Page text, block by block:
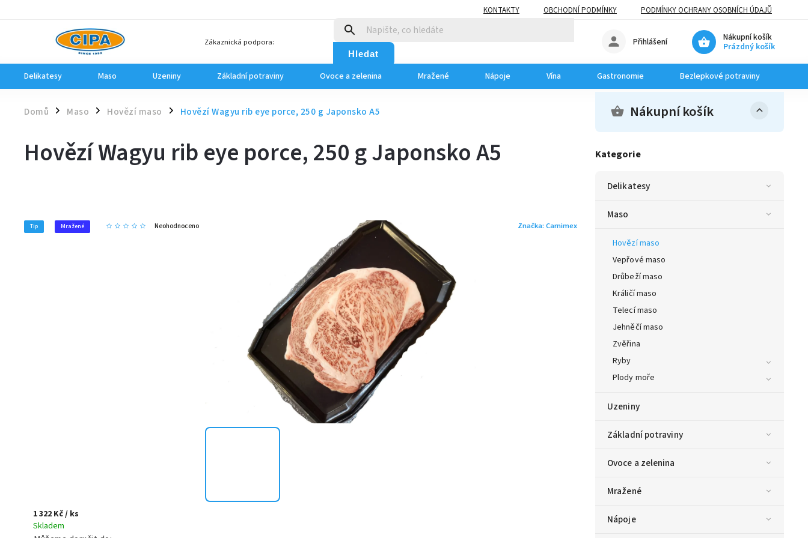
KONTAKTY OBCHODNÍ PODMÍNKY PODMÍNKY OCHRANY OSOBNÍCH ÚDAJŮ
Zákaznická podpora:
Hledat
Nákupní košík
Prázdný košík
Přihlášení
Delikatesy Maso Uzeniny Základní potraviny Ovoce a zelenina Mražené Nápoje Vína Gastronomie Bezlepkové potraviny
Domů / Maso / Hovězí maso / Hovězí Wagyu rib eye porce, 250 g Japonsko A5 Nákupní košík
Kategorie
Delikatesy
Maso
Hovězí maso
Vepřové maso
Drůbeží maso
Králičí maso
Telecí maso
Jehněčí maso
Zvěřina
Ryby
Plody moře
Uzeniny
Základní potraviny
Ovoce a zelenina
Mražené
Nápoje
Hovězí Wagyu rib eye porce, 250 g Japonsko A5
Tip Mražené Neohodnoceno Značka: Carnimex
1 322 Kč/ ks
Skladem